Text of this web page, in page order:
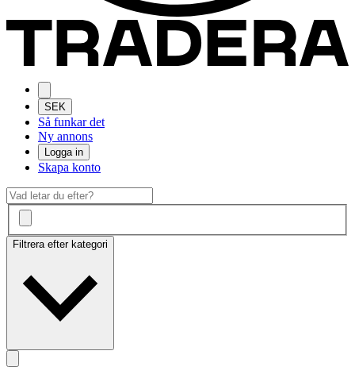
SEK
Så funkar det
Ny annons
Logga in
Skapa konto
Filtrera efter kategori